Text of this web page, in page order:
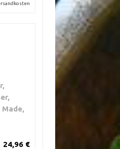
24,96 €